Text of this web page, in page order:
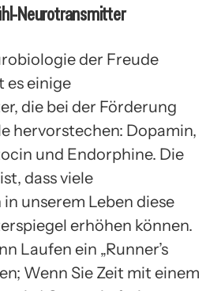
Neurotransmitter
der Freude
es einige
die bei der Förderung
hervorstechen: Dopamin,
und Endorphine. Die
dass viele
unserem Leben diese
erhöhen können.
Laufen ein „Runner’s
Wenn Sie Zeit mit einem